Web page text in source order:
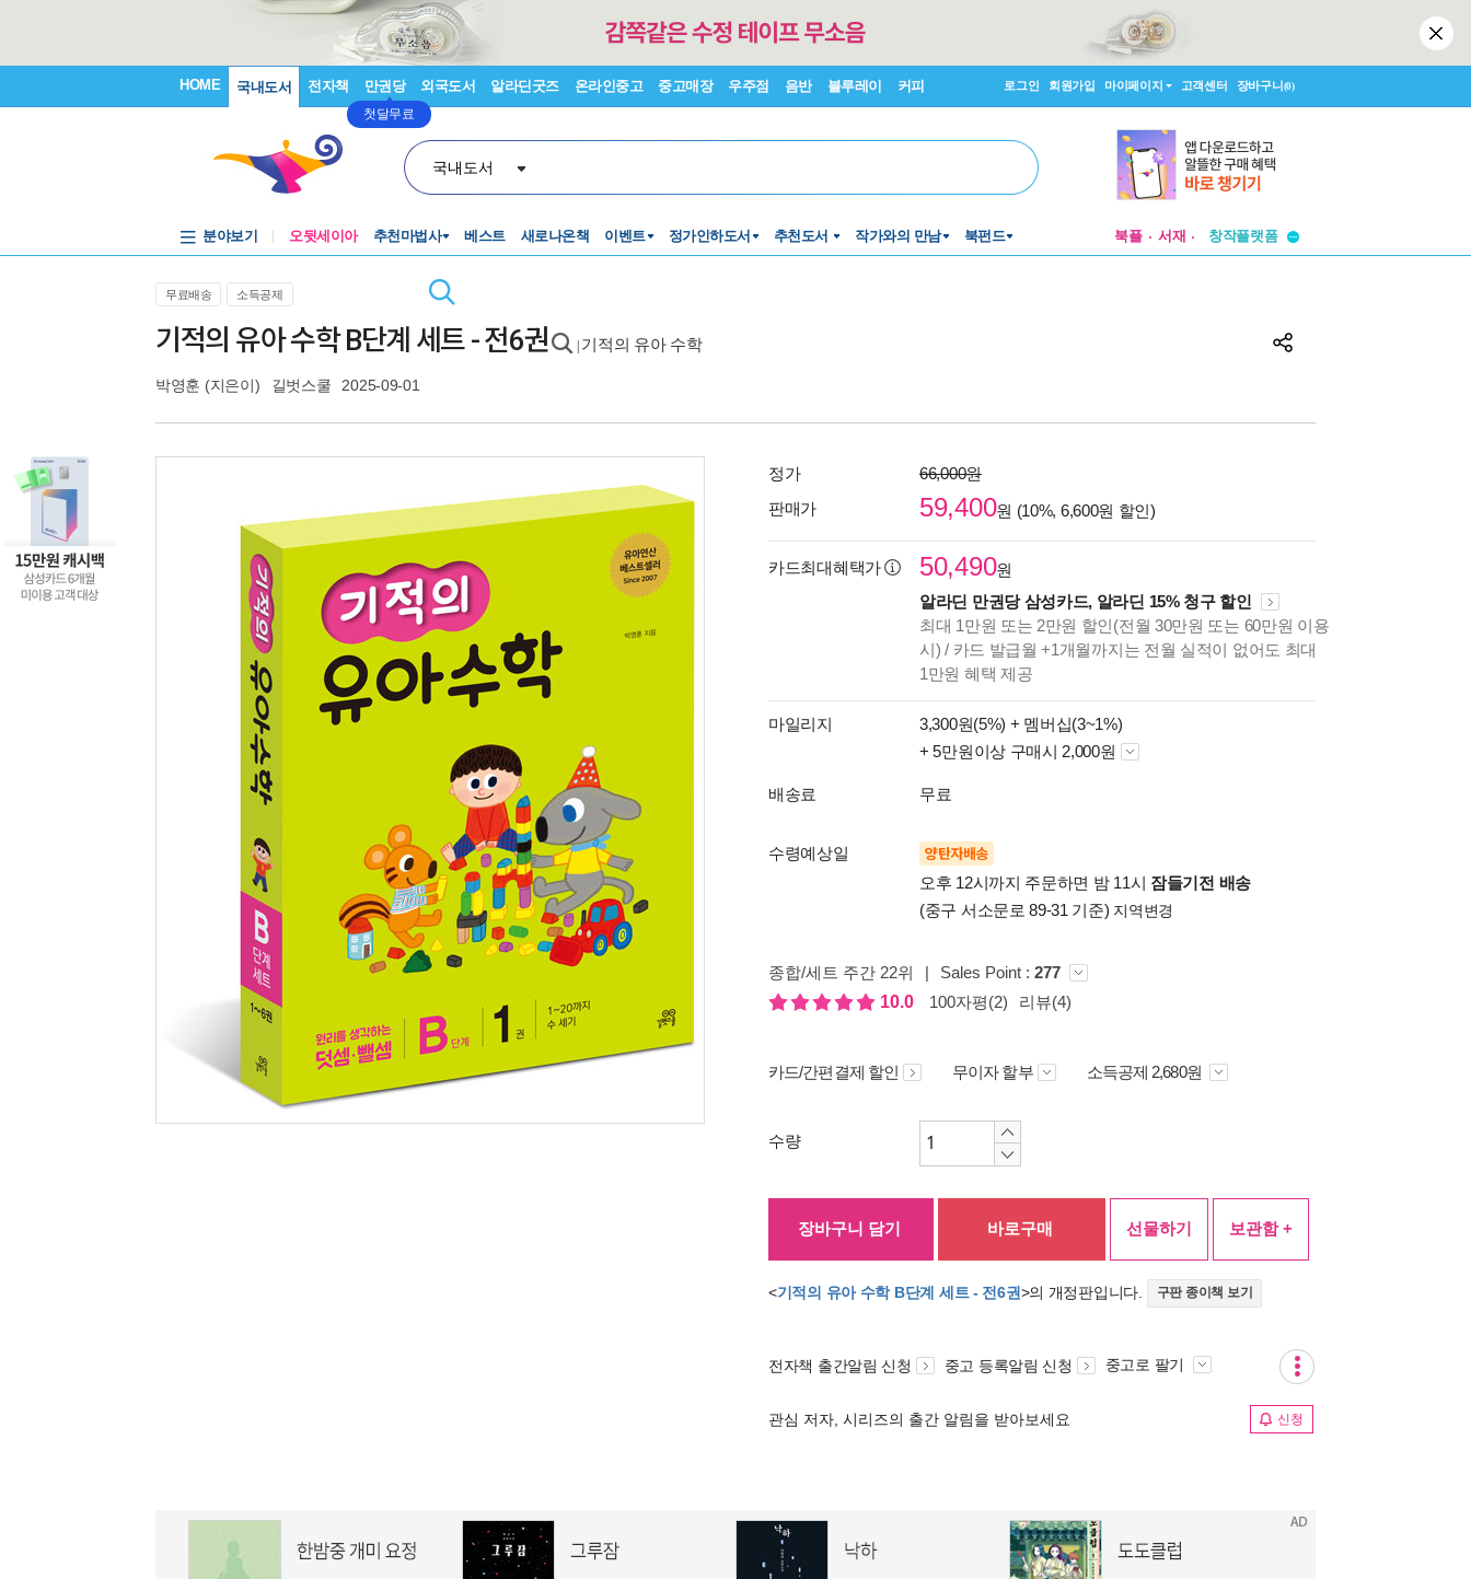
HOME 국내도서 전자책 만권당
첫달무료
외국도서 알라딘굿즈 온라인중고 중고매장 우주점 음반 블루레이 커피 로그인 회원가입 마이페이지 고객센터 장바구니(0)
국내도서
분야보기 오뒷세이아 추천마법사 베스트 새로나온책 이벤트 정가인하도서 추천도서 작가와의 만남 북펀드 북플 서재
창작플랫폼
무료배송
소득공제
기적의 유아 수학 B단계 세트 - 전6권 기적의 유아 수학
박영훈 (지은이) 길벗스쿨 2025-09-01
정가
66,000원
판매가
59,400원 (10%, 6,600원 할인)
카드최대혜택가 50,490원
알라딘 만권당 삼성카드, 알라딘 15% 청구 할인
최대 1만원 또는 2만원 할인(전월 30만원 또는 60만원 이용
시) / 카드 발급월 +1개월까지는 전월 실적이 없어도 최대
1만원 혜택 제공
마일리지 3,300원(5%) + 멤버십(3~1%)
+ 5만원이상 구매시 2,000원
배송료 무료
수령예상일 양탄자배송
오후 12시까지 주문하면 밤 11시 잠들기전 배송
(중구 서소문로 89-31 기준) 지역변경
종합/세트 주간 22위 | Sales Point : 277
10.0
100자평(2) 리뷰(4)
카드/간편결제 할인 무이자 할부 소득공제 2,680원
수량
장바구니 담기 바로구매 선물하기 보관함 +
<기적의 유아 수학 B단계 세트 - 전6권>의 개정판입니다. 구판 종이책 보기
전자책 출간알림 신청 중고 등록알림 신청 중고로 팔기
관심 저자, 시리즈의 출간 알림을 받아보세요 신청